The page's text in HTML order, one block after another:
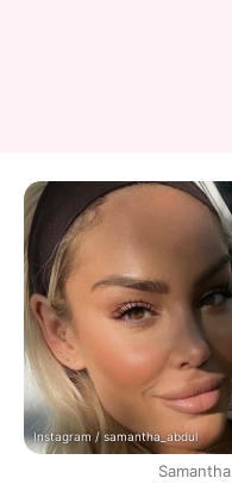
Instagram / samantha_abdul